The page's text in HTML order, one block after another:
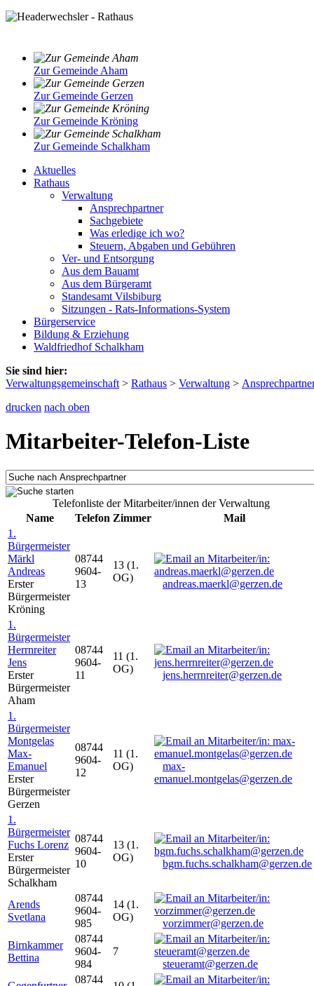
Zur Gemeinde Aham
Zur Gemeinde Gerzen
Zur Gemeinde Kröning
Zur Gemeinde Schalkham
Aktuelles
Rathaus
Verwaltung
Ansprechpartner
Sachgebiete
Was erledige ich wo?
Steuern, Abgaben und Gebühren
Ver- und Entsorgung
Aus dem Bauamt
Aus dem Bürgeramt
Standesamt Vilsbiburg
Sitzungen - Rats-Informations-System
Bürgerservice
Bildung & Erziehung
Waldfriedhof Schalkham
Sie sind hier:
Verwaltungsgemeinschaft > Rathaus > Verwaltung >
drucken nach oben
Mitarbeiter-Telefon-Liste
Telefonliste der Mitarbeiter/innen der Verwaltung
Name
Telefon Zimmer
Mail
1.
Bürgermeister
Märkl
Andreas
Erster
Bürgermeister
Kröning
08744
9604-
13
13 (1.
OG)
andreas.maerkl@gerzen.de
1.
Bürgermeister
Herrnreiter
Jens
Erster
Bürgermeister
Aham
08744
9604-
11
11 (1.
OG)
jens.herrnreiter@gerzen.de
1.
Bürgermeister
Montgelas
Max-
Emanuel
Erster
Bürgermeister
Gerzen
08744
9604-
12
11 (1.
OG)
max-
emanuel.montgelas@gerzen.de
1.
Bürgermeister
Fuchs Lorenz
Erster
Bürgermeister
Schalkham
08744
9604-
10
13 (1.
OG)
bgm.fuchs.schalkham@gerzen.de
Arends
Svetlana
08744
9604-
985
14 (1.
OG)
vorzimmer@gerzen.de
Birnkammer
Bettina
08744
9604-
984
7
steueramt@gerzen.de
08744